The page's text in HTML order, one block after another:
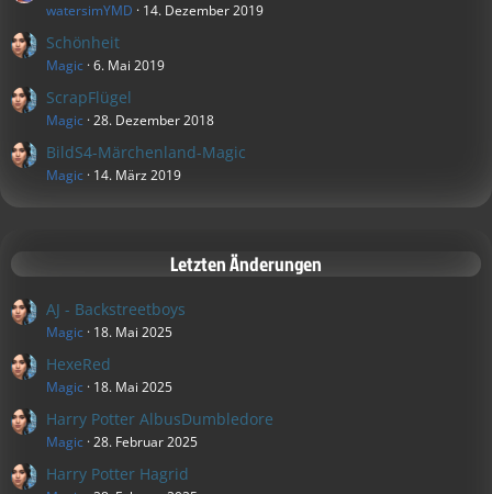
watersimYMD 14. Dezember 2019
Schönheit
Magic 6. Mai 2019
ScrapFlügel
Magic 28. Dezember 2018
BildS4-Märchenland-Magic
Magic 14. März 2019
Letzten Änderungen
AJ - Backstreetboys
Magic 18. Mai 2025
HexeRed
Magic 18. Mai 2025
Harry Potter AlbusDumbledore
Magic 28. Februar 2025
Harry Potter Hagrid